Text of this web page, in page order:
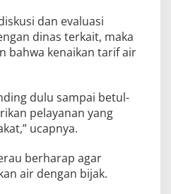
dan evaluasi
dinas terkait, maka
bahwa kenaikan tarif air
dulu sampai betul-
pelayanan yang
ucapnya.
berharap agar
air dengan bijak.